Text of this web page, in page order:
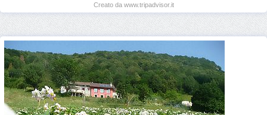
Creato da www.tripadvisor.it